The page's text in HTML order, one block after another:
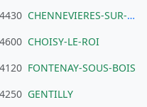
CHENNEVIERES-SUR-MARNE
CHOISY-LE-ROI
FONTENAY-SOUS-BOIS
GENTILLY